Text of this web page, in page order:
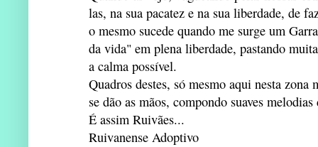
las, na sua pacatez e na sua liberdade, de
o mesmo sucede quando me surge um
da vida" em plena liberdade, pastando
a calma possível.
Quadros destes, só mesmo aqui nesta
se dão as mãos, compondo suaves
É assim Ruivães...
Ruivanense Adoptivo